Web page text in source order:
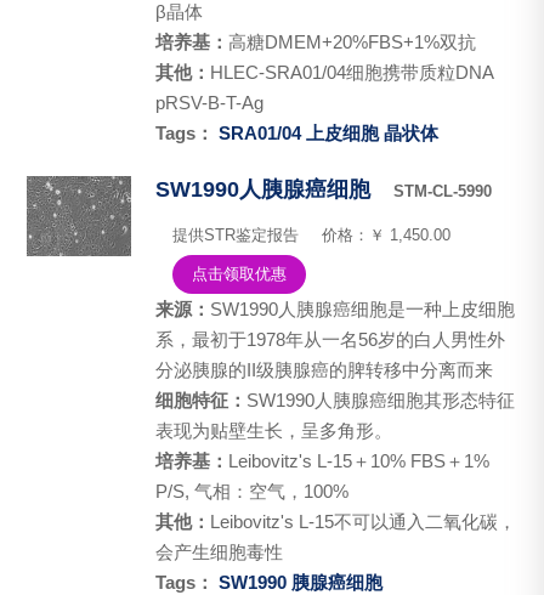
β晶体
培养基： 高糖DMEM+20%FBS+1%双抗
其他： HLEC-SRA01/04细胞携带质粒DNA
pRSV-B-T-Ag
Tags： SRA01/04 上皮细胞 晶状体
SW1990人胰腺癌细胞 STM-CL-5990
提供STR鉴定报告 价格：￥ 1,450.00
点击领取优惠
来源： SW1990人胰腺癌细胞是一种上皮细胞
系，最初于1978年从一名56岁的白人男性外
分泌胰腺的II级胰腺癌的脾转移中分离而来
细胞特征： SW1990人胰腺癌细胞其形态特征
表现为贴壁生长，呈多角形。
培养基： Leibovitz's L-15＋10% FBS＋1%
P/S, 气相：空气，100%
其他： Leibovitz's L-15不可以通入二氧化碳，
会产生细胞毒性
Tags： SW1990 胰腺癌细胞